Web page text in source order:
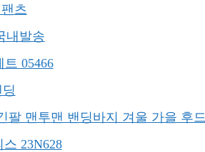
츠
내발송
05466
팔 맨투맨 밴딩바지 겨울 가을 후드
23N628